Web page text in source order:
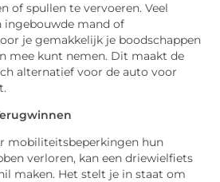
of spullen te vervoeren. Veel
ingebouwde mand of
je gemakkelijk je boodschappen
mee kunt nemen. Dit maakt de
alternatief voor de auto voor
mobiliteitsbeperkingen hun
verloren, kan een driewielfiets
maken. Het stelt je in staat om